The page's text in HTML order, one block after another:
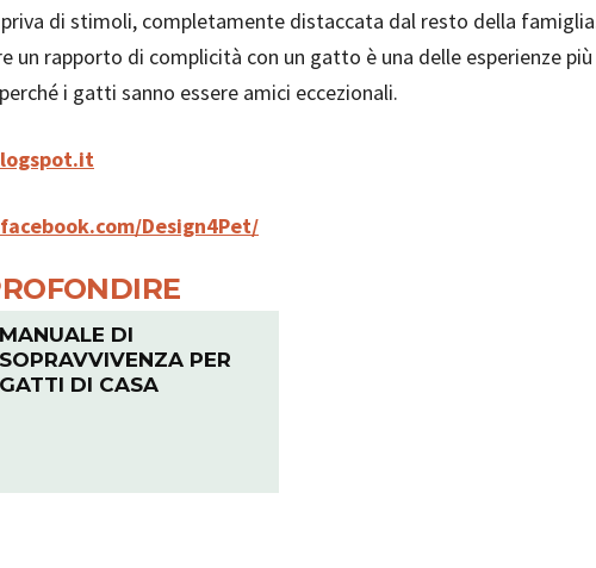
di stimoli, completamente distaccata dal resto della
un rapporto di complicità con un gatto è una delle esperienze più
i gatti sanno essere amici eccezionali.
Design4Pet/
MANUALE DI
SOPRAVVIVENZA PER
GATTI DI CASA